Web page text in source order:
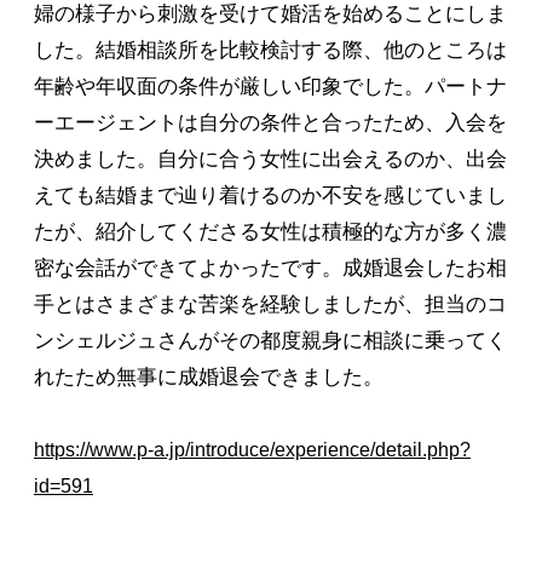
婦の様子から刺激を受けて婚活を始めることにしま
した。結婚相談所を比較検討する際、他のところは
年齢や年収面の条件が厳しい印象でした。パートナ
ーエージェントは自分の条件と合ったため、入会を
決めました。自分に合う女性に出会えるのか、出会
えても結婚まで辿り着けるのか不安を感じていまし
たが、紹介してくださる女性は積極的な方が多く濃
密な会話ができてよかったです。成婚退会したお相
手とはさまざまな苦楽を経験しましたが、担当のコ
ンシェルジュさんがその都度親身に相談に乗ってく
れたため無事に成婚退会できました。
https://www.p-a.jp/introduce/experience/detail.php?
id=591